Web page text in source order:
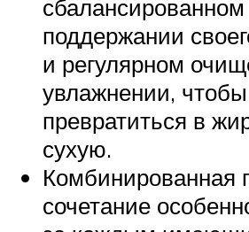
сбалансированном
поддержании
и регулярном
увлажнении,
превратиться в
сухую.
Комбинированная
сочетание